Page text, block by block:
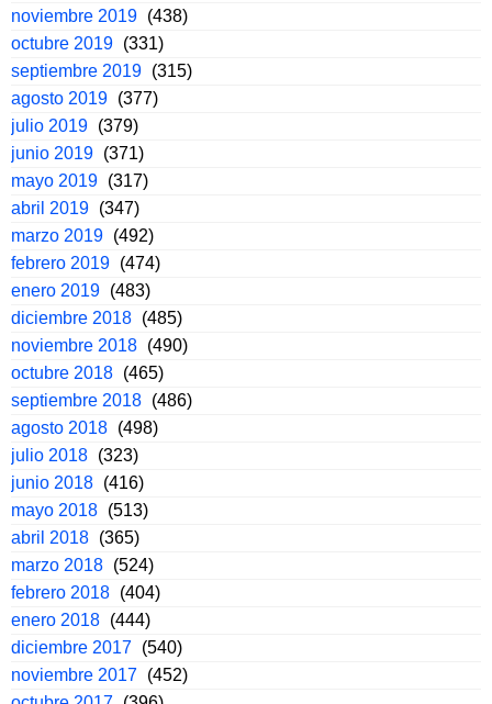
noviembre 2019 (438)
octubre 2019 (331)
septiembre 2019 (315)
agosto 2019 (377)
julio 2019 (379)
junio 2019 (371)
mayo 2019 (317)
abril 2019 (347)
marzo 2019 (492)
febrero 2019 (474)
enero 2019 (483)
diciembre 2018 (485)
noviembre 2018 (490)
octubre 2018 (465)
septiembre 2018 (486)
agosto 2018 (498)
julio 2018 (323)
junio 2018 (416)
mayo 2018 (513)
abril 2018 (365)
marzo 2018 (524)
febrero 2018 (404)
enero 2018 (444)
diciembre 2017 (540)
noviembre 2017 (452)